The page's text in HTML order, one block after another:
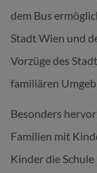
dem Bus
Stadt Wien und
Vorzüge des
familiären
Besonders
Familien mit
Kinder die